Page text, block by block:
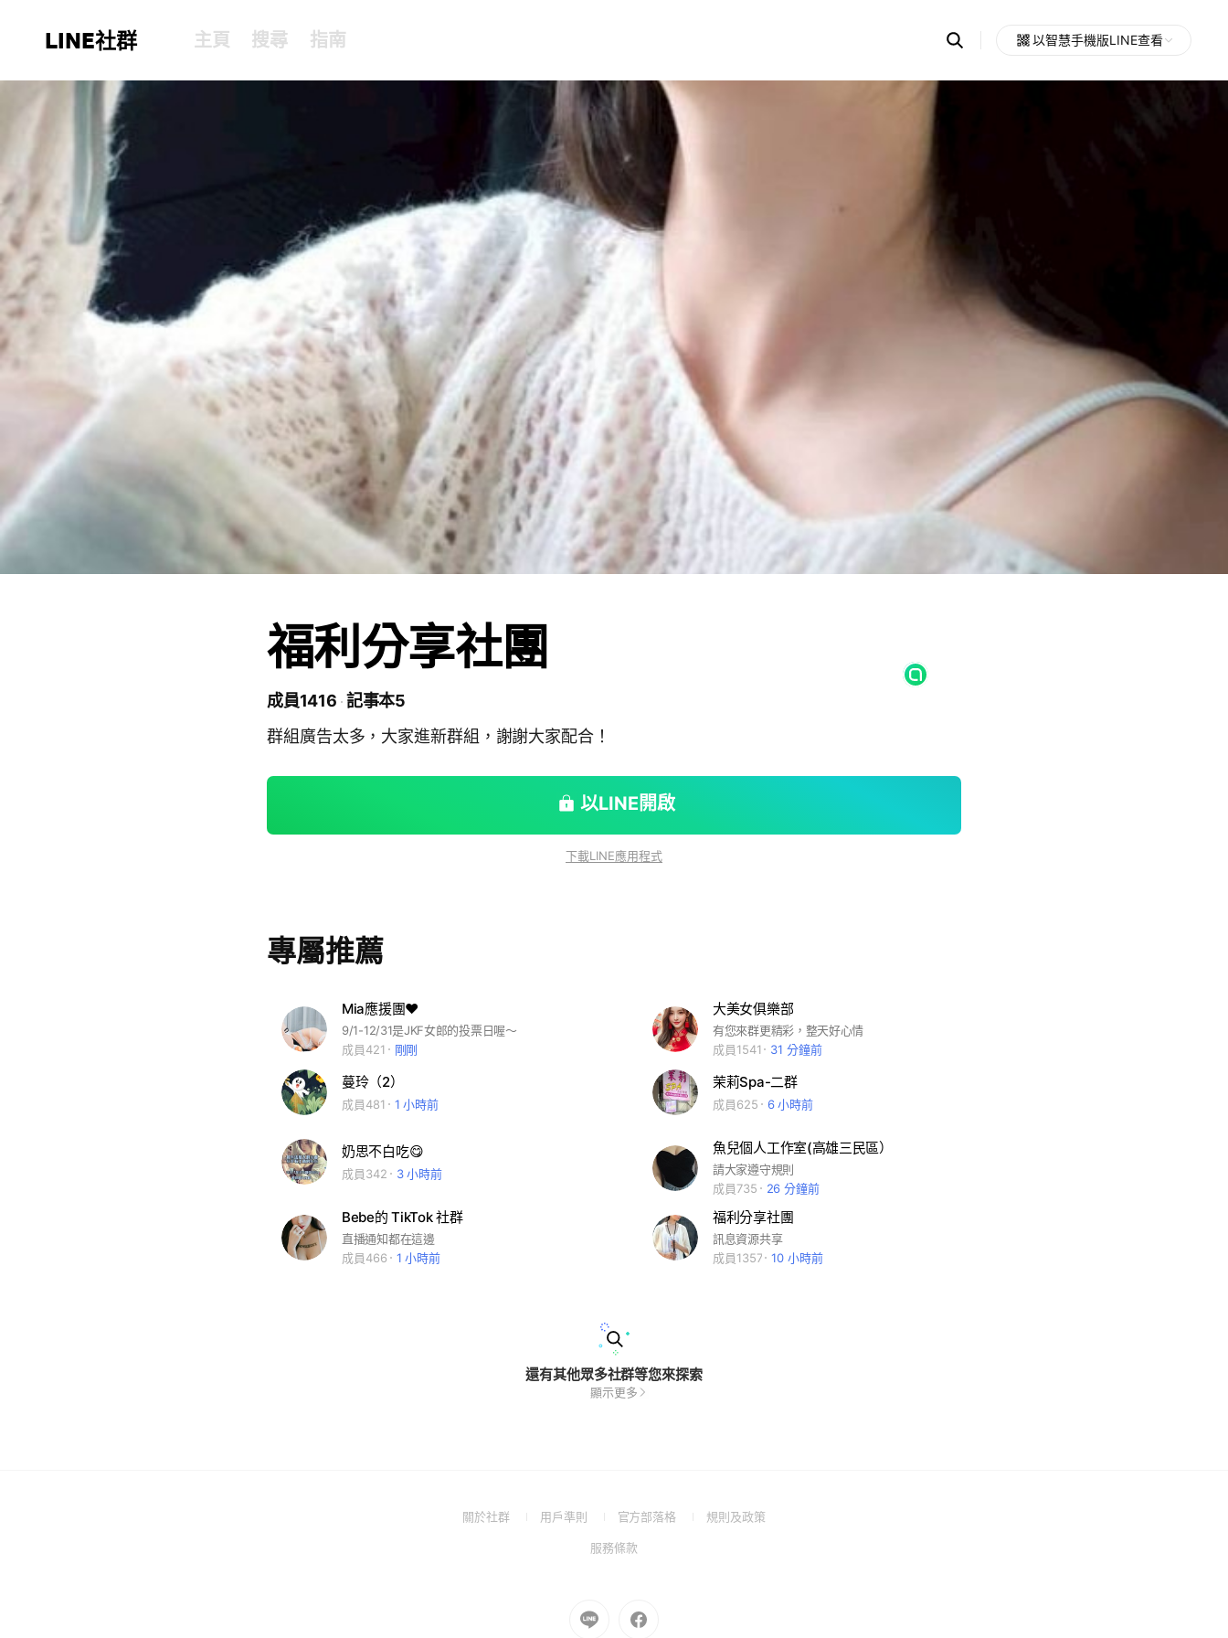
LINE社群 主頁 搜尋 指南 Search
OpenChats
messages
search
以智慧手機版LINE查看
福利分享社團
成員1416 記事本5
群組廣告太多，大家進新群組，謝謝大家配合！
以LINE開啟
下載LINE應用程式
專屬推薦
Mia應援團❤️
9/1-12/31是JKF女郎的投票日喔～
成員421
剛剛
大美女俱樂部
有您來群更精彩，整天好心情
成員1541
31 分鐘前
蔓玲（2）
成員481 1 小時前
茉莉Spa-二群
成員625 6 小時前
奶思不白吃😋
成員342 3 小時前
魚兒個人工作室(高雄三民區）
請大家遵守規則
成員735
26 分鐘前
Bebe的 TikTok 社群
直播通知都在這邊
成員466
1 小時前
福利分享社團
訊息資源共享
成員1357
10 小時前
還有其他眾多社群等您來探索
顯示更多
關於社群
(Open用戶準則
(Open
a
官方部落格
(Open規則及政策(Open
服務條款(Open
window)
Go
to
Go
to